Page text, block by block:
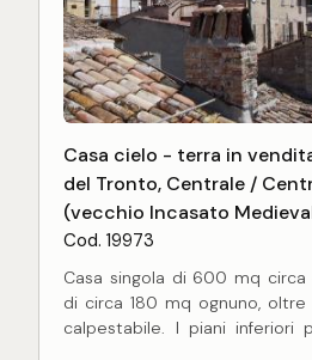
Casa cielo - terra in
del Tronto, Centrale /
(vecchio Incasato
Cod. 19973
Casa singola di 600 mq
di circa 180 mq ognuno,
calpestabile. I piani inferiori